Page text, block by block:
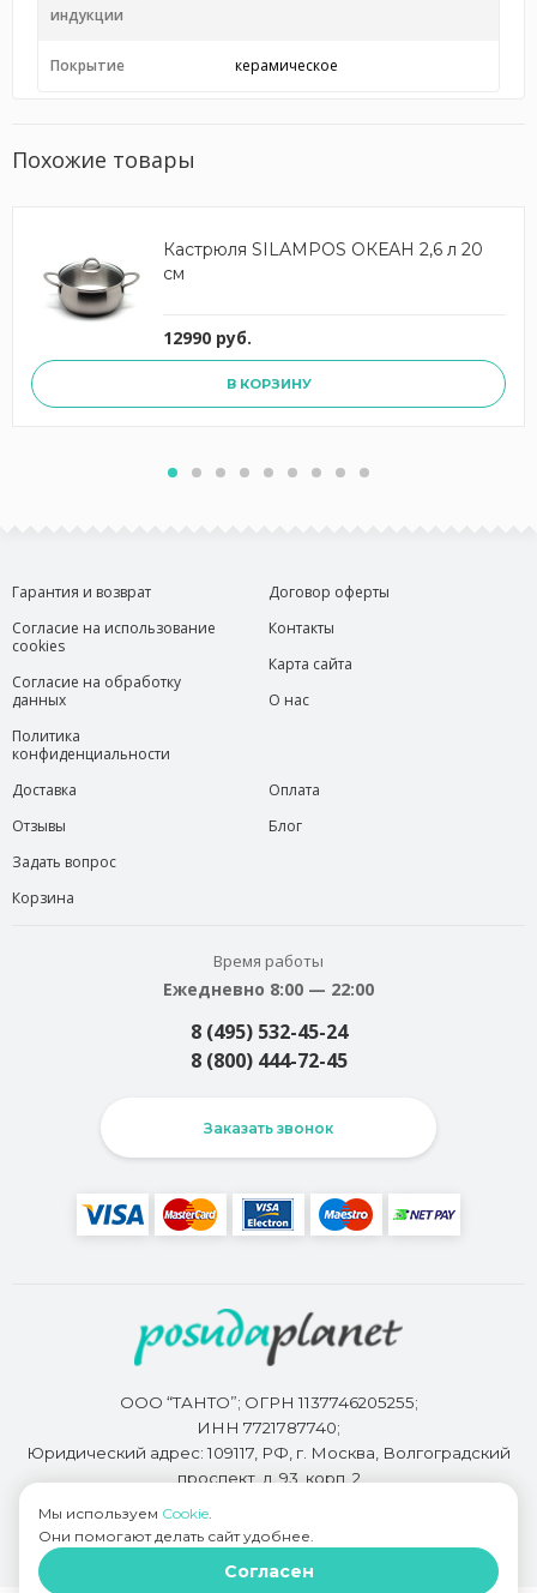
индукции
Покрытие керамическое
Похожие товары
Кастрюля SILAMPOS ОКЕАН 2,6 л 20
см
12990 руб.
В КОРЗИНУ
Гарантия и возврат
Согласие на использование
cookies
Согласие на обработку
данных
Политика
конфиденциальности
Договор оферты
Контакты
Карта сайта
О нас
Доставка
Отзывы
Задать вопрос
Корзина
Оплата
Блог
Время работы
Ежедневно 8:00 — 22:00
8 (495) 532-45-24
8 (800) 444-72-45
Заказать звонок
ООО “ТАНТО”; ОГРН 1137746205255;
ИНН 7721787740;
Юридический адрес: 109117, РФ, г. Москва, Волгоградский
проспект, д. 93, корп. 2
Разработкой сайта занимается
Мы используем Cookie.
Они помогают делать сайт удобнее.
Согласен